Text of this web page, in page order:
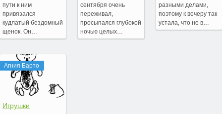
пути к ним
привязался
кудлатый бездомный
щенок. Он…
Агния Барто
Игрушки
сентября очень
переживал,
просыпался глубокой
ночью целых…
разными делами,
поэтому к вечеру так
устала, что не в…